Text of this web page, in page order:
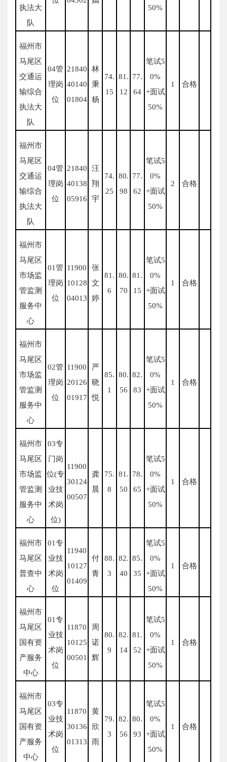
执法大
队
50%
福州市
马尾区
交通运
输综合
执法大
队
04管
理岗
位
21840
40140
01804
林
秉
杨
74.
15
81.
12
77.
64
笔试5
0%
+面试
50%
1 合格
福州市
马尾区
交通运
输综合
执法大
队
04管
理岗
位
21840
40138
05916
汪
翔
宇
74.
25
80.
98
77.
62
笔试5
0%
+面试
50%
2 合格
福州市
马尾区
市场监
管监测
服务中
心
01管
理岗
位
11900
10128
04013
张
文
婷
81.
6
80.
70
81.
15
笔试5
0%
+面试
50%
1 合格
福州市
马尾区
市场监
管监测
服务中
心
02管
理岗
位
11900
20126
01917
严
晓
悦
85.
1
80.
56
82.
83
笔试5
0%
+面试
50%
1 合格
福州市
马尾区
市场监
管监测
服务中
心
03专
门岗
位(专
业技
术岗
位)
11900
30124
00507
龚
晨
75.
8
81.
50
78.
65
笔试5
0%
+面试
50%
1 合格
福州市
马尾区
普查中
心
01专
业技
术岗
位
11940
10127
01409
付
青
88.
3
82.
40
85.
35
笔试5
0%
+面试
50%
1 合格
福州市
马尾区
国有资
产服务
中心
01专
业技
术岗
位
11870
10125
00501
周
诺
辉
80.
9
82.
14
81.
52
笔试5
0%
+面试
50%
1 合格
福州市
马尾区
国有资
产服务
中心
03专
业技
术岗
位
11870
30136
01313
黄
欣
雨
79.
3
82.
56
80.
93
笔试5
0%
+面试
50%
1 合格